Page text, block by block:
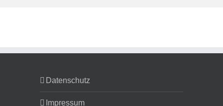
Datenschutz
Impressum